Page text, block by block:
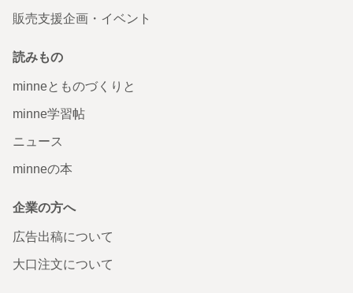
販売支援企画・イベント
読みもの
minneとものづくりと
minne学習帖
ニュース
minneの本
企業の方へ
広告出稿について
大口注文について